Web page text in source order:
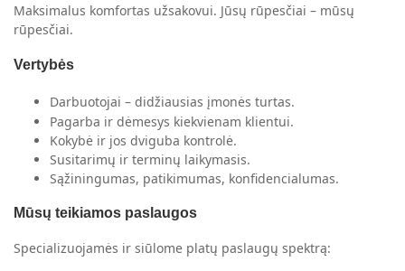
Maksimalus komfortas užsakovui. Jūsų rūpesčiai – mūsų
rūpesčiai.
Vertybės
Darbuotojai – didžiausias įmonės turtas.
Pagarba ir dėmesys kiekvienam klientui.
Kokybė ir jos dviguba kontrolė.
Susitarimų ir terminų laikymasis.
Sąžiningumas, patikimumas, konfidencialumas.
Mūsų teikiamos paslaugos
Specializuojamės ir siūlome platų paslaugų spektrą: